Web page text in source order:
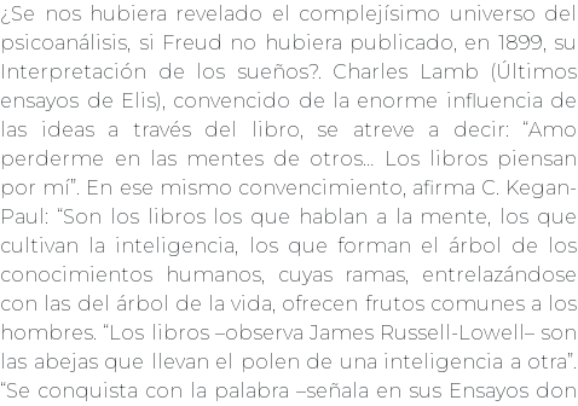
¿Se nos hubiera revelado el complejísimo universo del
psicoanálisis, si Freud no hubiera publicado, en 1899, su
Interpretación de los sueños?. Charles Lamb (Últimos
ensayos de Elis), convencido de la enorme influencia de
las ideas a través del libro, se atreve a decir: “Amo
perderme en las mentes de otros… Los libros piensan
por mí”. En ese mismo convencimiento, afirma C. Kegan-
Paul: “Son los libros los que hablan a la mente, los que
cultivan la inteligencia, los que forman el árbol de los
conocimientos humanos, cuyas ramas, entrelazándose
con las del árbol de la vida, ofrecen frutos comunes a los
hombres. “Los libros –observa James Russell-Lowell– son
las abejas que llevan el polen de una inteligencia a otra”.
“Se conquista con la palabra –señala en sus Ensayos don